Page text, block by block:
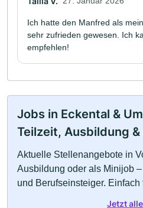
Ich hatte den Manfred als
sehr zufrieden gewesen. Ich
empfehlen!
Jobs in Eckental &
Teilzeit, Ausbildung &
Aktuelle Stellenangebote in
Ausbildung oder als Minijob
und Berufseinsteiger.
Jetzt